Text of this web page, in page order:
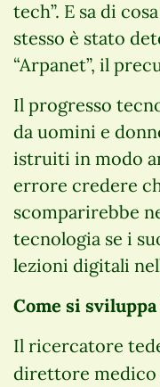
tech”. E sa di
stesso è stato
“Arpanet”, il
Il progresso
da uomini e
istruiti in modo
errore credere
scomparirebbe
tecnologia se i
lezioni digitali
Come si
Il ricercatore
direttore medico